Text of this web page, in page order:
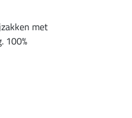
met
100%